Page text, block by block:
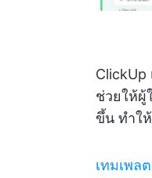
ช่วยให้ผู้
ขึ้น ทำใ
เทมเพล